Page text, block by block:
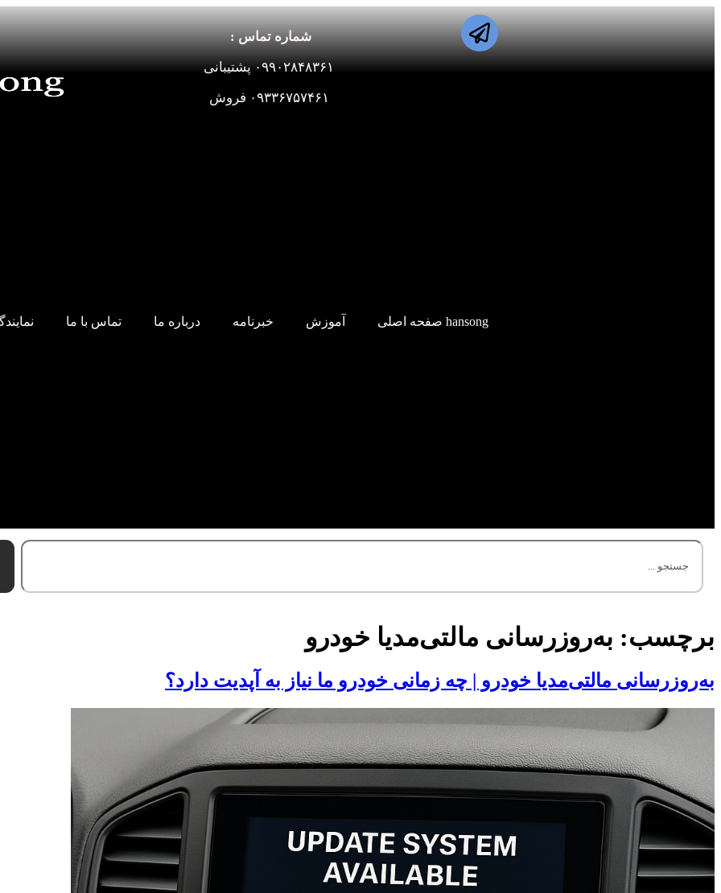
شماره تماس :
۰۹۹۰۲۸۴۸۳۶۱ پشتیبانی
۰۹۳۳۶۷۵۷۴۶۱ فروش
hansong صفحه اصلی آموزش خبرنامه درباره ما تماس با ما
برچسب: به‌روزرسانی مالتی‌مدیا خودرو
به‌روزرسانی مالتی‌مدیا خودرو | چه زمانی خودرو ما نیاز به آپدیت دارد؟